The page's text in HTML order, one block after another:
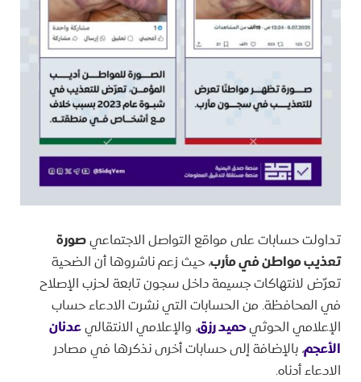
تداولت حسابات على مواقع التواصل الاجتماعيصورة
تعذيب مواطن في مأرب، حيث زعم ناشروها أن الضحية
تعرّض لانتهاكات جسيمة داخل سجون تابعة لحزب الإصلاح
في المحافظة. من الحسابات التي نشرت الادعاء حساب
الإعلامي الحوثيحميد رزق، والإعلامي الانتقاليعدنان
الأعجم، بالإضافة إلى حسابات أخرى نذكرها في مصادر
الادعاء أدناه.